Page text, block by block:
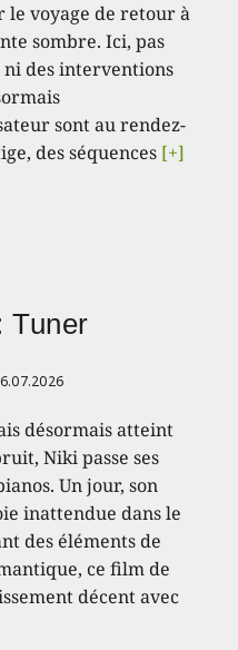
voyage de retour à
sombre. Ici, pas
ni des interventions
sont au rendez-
des séquences [+]
Tuner
désormais atteint
Niki passe ses
Un jour, son
inattendue dans le
des éléments de
ce film de
décent avec